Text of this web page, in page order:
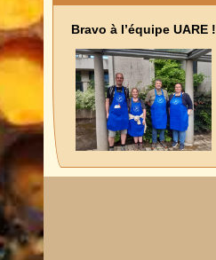
Bravo à l’équipe UARE !